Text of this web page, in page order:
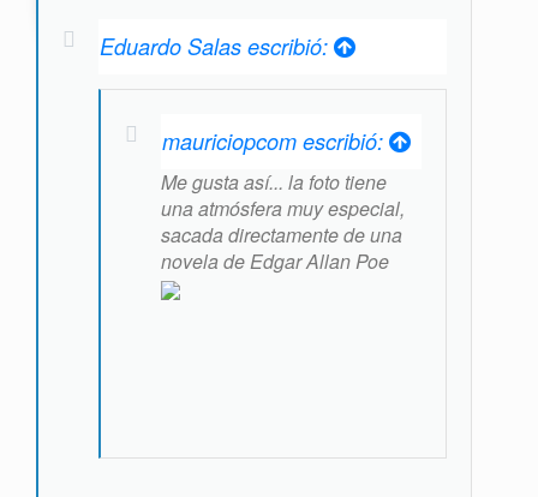
Eduardo Salas escribió:
mauriciopcom escribió:
Me gusta así... la foto tiene
una atmósfera muy especial,
sacada directamente de una
novela de Edgar Allan Poe